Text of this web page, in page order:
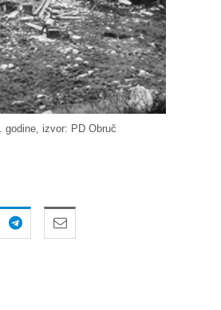
godine, izvor: PD Obruč